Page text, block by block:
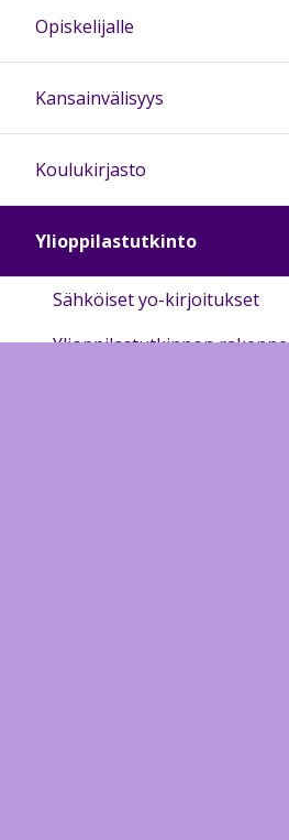
Opiskelijalle
Kansainvälisyys
Koulukirjasto
Ylioppilastutkinto
Sähköiset yo-kirjoitukset
Ylioppilastutkinnon rakenne